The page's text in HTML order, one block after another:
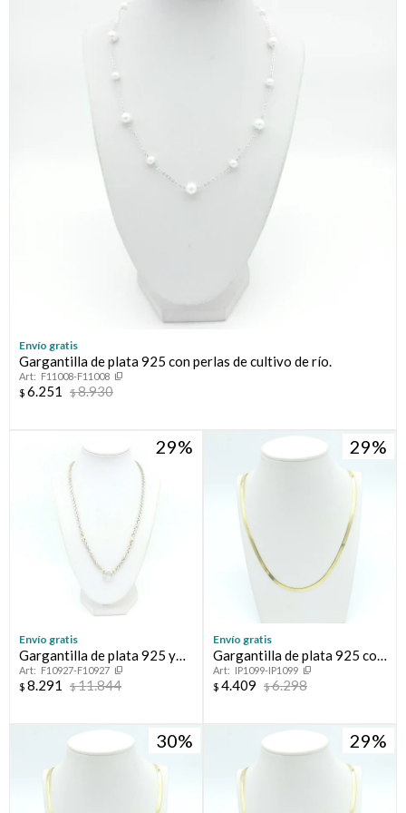
Envío gratis
Gargantilla de plata 925 con perlas de cultivo de río.
F11008-F11008
$ 6.251 $8.930
29
Envío gratis
Gargantilla de plata 925 y
double en oro 18 ktes,
ESPIGA.
F10927-F10927
$ 8.291 $11.844
29
Envío gratis
Gargantilla de plata 925 con
baño de oro amarillo.
IP1099-IP1099
$ 4.409 $6.298
30 29